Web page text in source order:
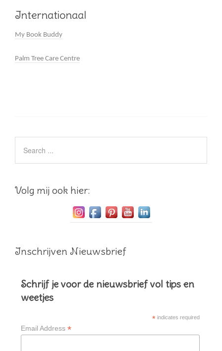
Internationaal
My Book Buddy
Palm Tree Care Centre
Volg mij ook hier:
Inschrijven Nieuwsbrief
Schrijf je voor de nieuwsbrief vol tips en
weetjes
*indicates required
Email Address *